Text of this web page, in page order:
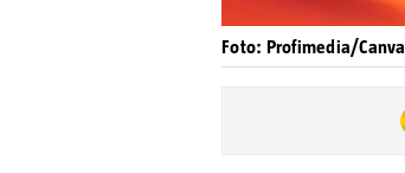
Foto: Profimedia/Canva